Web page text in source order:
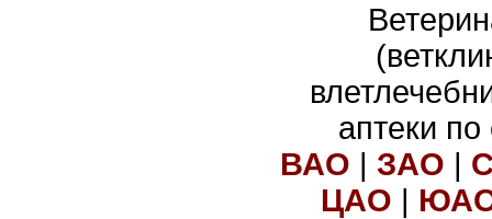
аптеки
ВАО | ЗАО |
ЦАО |